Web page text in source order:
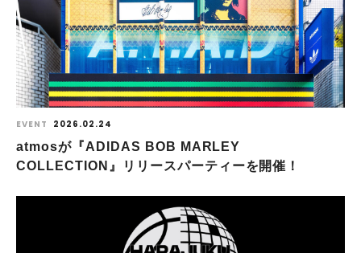
EVENT 2026.02.24
atmosが『ADIDAS BOB MARLEY
COLLECTION』リリースパーティーを開催！